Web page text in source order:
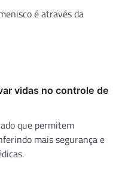
é através da
vidas no controle de
que permitem
mais segurança e